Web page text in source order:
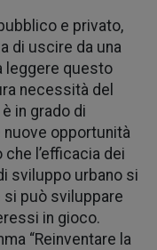
e privato,
di uscire da una
leggere questo
necessità del
in grado di
opportunità
che l’efficacia dei
sviluppo urbano si
si può sviluppare
in gioco.
“Reinventare la